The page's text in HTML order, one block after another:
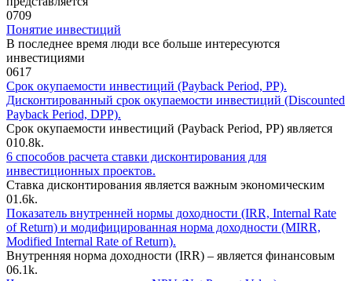
0709
Понятие инвестиций
В последнее время люди все больше интересуются
инвестициями
0617
Срок окупаемости инвестиций (Payback Period, PP).
Дисконтированный срок окупаемости инвестиций (Discounted
Payback Period, DPP).
Срок окупаемости инвестиций (Payback Period, PP) является
010.8k.
6 способов расчета ставки дисконтирования для
инвестиционных проектов.
Ставка дисконтирования является важным экономическим
01.6k.
Показатель внутренней нормы доходности (IRR, Internal Rate
of Return) и модифицированная норма доходности (MIRR,
Modified Internal Rate of Return).
Внутренняя норма доходности (IRR) – является финансовым
06.1k.